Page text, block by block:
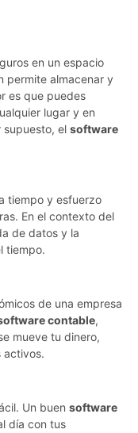
en un espacio
permite almacenar y
es que puedes
lugar y en
supuesto, el software
tiempo y esfuerzo
En el contexto del
de datos y la
tiempo.
de una empresa
contable,
mueve tu dinero,
activos.
Un buen software
día con tus